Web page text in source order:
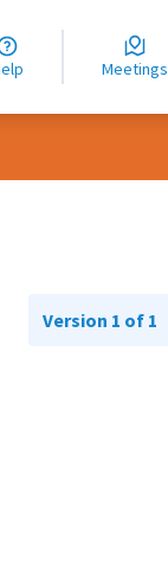
Help Meetings
Version 1 of 1